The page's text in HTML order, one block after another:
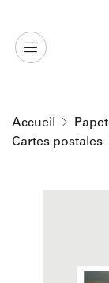
Accueil
Cartes postales